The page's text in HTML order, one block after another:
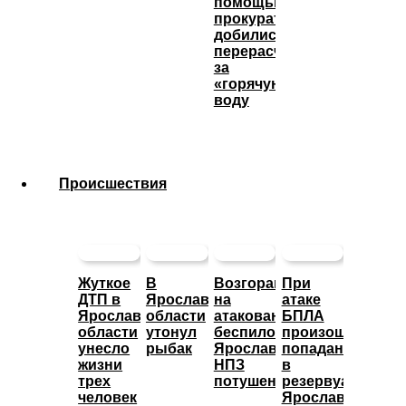
прокуратуры
добились
перерасчета
за
«горячую»
воду
Происшествия
Жуткое
ДТП в
Ярославской
области
унесло
жизни
трех
человек
В
Ярославской
области
утонул
рыбак
Возгорание
на
атакованном
беспилотниками
Ярославском
НПЗ
потушено
При
атаке
БПЛА
произошло
попадание
в
резервуары
Ярославского